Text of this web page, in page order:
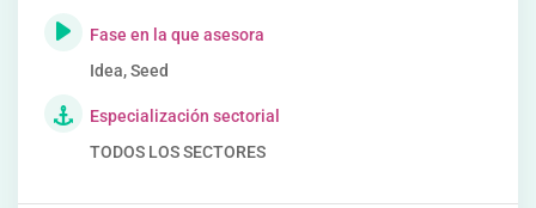
Fase en la que asesora
Idea, Seed
Especialización sectorial
TODOS LOS SECTORES